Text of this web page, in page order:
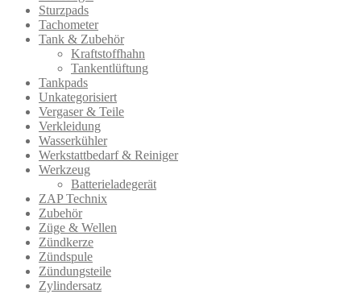
Sturzpads
Tachometer
Tank & Zubehör
Kraftstoffhahn
Tankentlüftung
Tankpads
Unkategorisiert
Vergaser & Teile
Verkleidung
Wasserkühler
Werkstattbedarf & Reiniger
Werkzeug
Batterieladegerät
ZAP Technix
Zubehör
Züge & Wellen
Zündkerze
Zündspule
Zündungsteile
Zylindersatz